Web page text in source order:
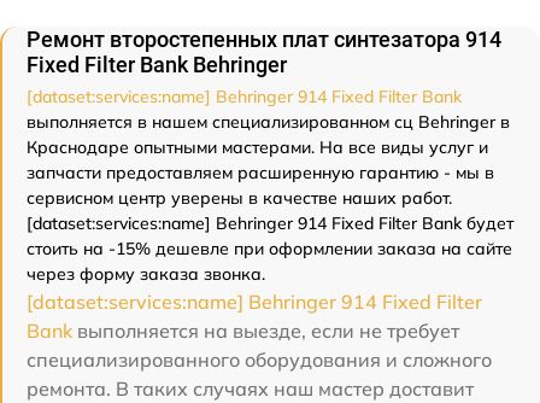
Ремонт второстепенных плат синтезатора 914
Fixed Filter Bank Behringer
[dataset:services:name] Behringer 914 Fixed Filter Bank
выполняется в нашем специализированном сц Behringer в
Краснодаре опытными мастерами. На все виды услуг и
запчасти предоставляем расширенную гарантию - мы в
сервисном центр уверены в качестве наших работ.
[dataset:services:name] Behringer 914 Fixed Filter Bank будет
стоить на -15% дешевле при оформлении заказа на сайте
через форму заказа звонка.
[dataset:services:name] Behringer 914 Fixed Filter
Bankвыполняется на выезде, если не требует
специализированного оборудования и сложного
ремонта. В таких случаях наш мастер доставит